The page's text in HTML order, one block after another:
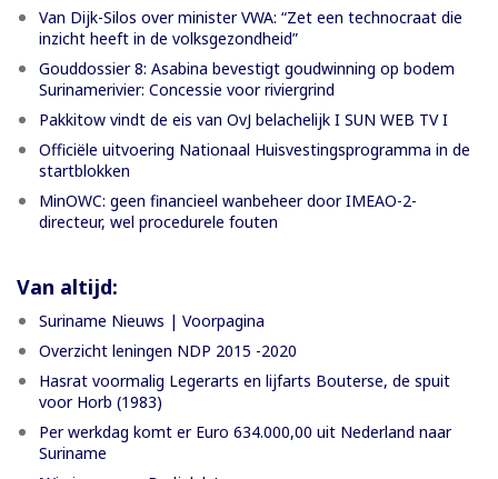
Van Dijk-Silos over minister VWA: “Zet een technocraat die
inzicht heeft in de volksgezondheid”
Gouddossier 8: Asabina bevestigt goudwinning op bodem
Surinamerivier: Concessie voor riviergrind
Pakkitow vindt de eis van OvJ belachelijk I SUN WEB TV I
Officiële uitvoering Nationaal Huisvestingsprogramma in de
startblokken
MinOWC: geen financieel wanbeheer door IMEAO-2-
directeur, wel procedurele fouten
Van altijd:
Suriname Nieuws | Voorpagina
Overzicht leningen NDP 2015 -2020
Hasrat voormalig Legerarts en lijfarts Bouterse, de spuit
voor Horb (1983)
Per werkdag komt er Euro 634.000,00 uit Nederland naar
Suriname